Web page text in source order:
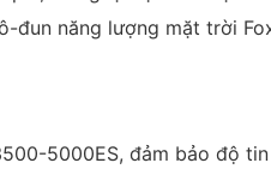
năng lượng mặt trời
5000ES, đảm bảo độ